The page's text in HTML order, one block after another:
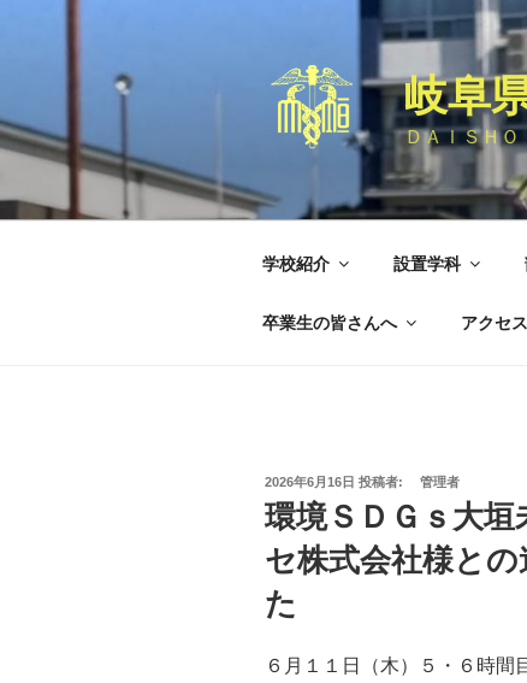
ツ
へ
キ
岐阜
ＤＡＩＳＨ
学校紹介 設置学科
卒業生の皆さんへ アクセ
投
稿
日:
2026年6月16日 投稿者: 管理者
環境ＳＤＧｓ大
セ株式会社様と
た
６月１１日（木）５・６時間